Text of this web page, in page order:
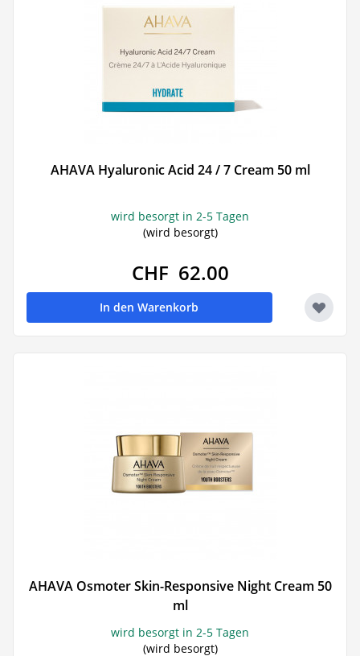
AHAVA Hyaluronic Acid 24 / 7 Cream 50 ml
wird besorgt in 2-5 Tagen
(wird besorgt)
CHF 62.00
In den Warenkorb
AHAVA Osmoter Skin-Responsive Night Cream 50
ml
wird besorgt in 2-5 Tagen
(wird besorgt)